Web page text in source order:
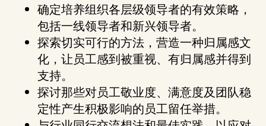
确定培养组织各层级领导者的有效策略，
包括一线领导者和新兴领导者。
探索切实可行的方法，营造一种归属感文
化，让员工感到被重视、有归属感并得到
支持。
探讨那些对员工敬业度、满意度及团队稳
定性产生积极影响的员工留任举措。